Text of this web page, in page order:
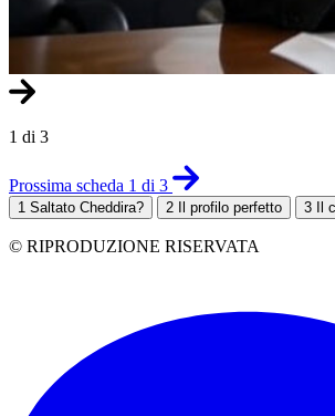
1 di 3
Prossima scheda 1 di 3
1 Saltato Cheddira? 2 Il profilo perfetto 3 Il
© RIPRODUZIONE RISERVATA